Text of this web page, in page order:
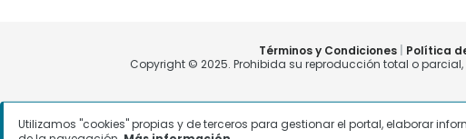
Utilizamos "cookies" propias y de terceros para gestionar el portal, elaborar